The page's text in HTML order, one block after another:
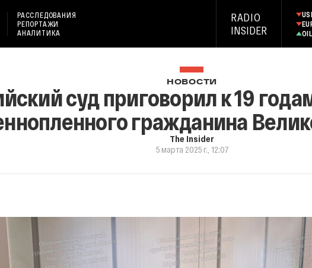
РАССЛЕДОВАНИЯ
РЕПОРТАЖИ
АНАЛИТИКА
RADIO
INSIDER
OIL
НОВОСТИ
суд приговорил к 19
гражданина
The Insider
5 марта 2025 г., 12:07